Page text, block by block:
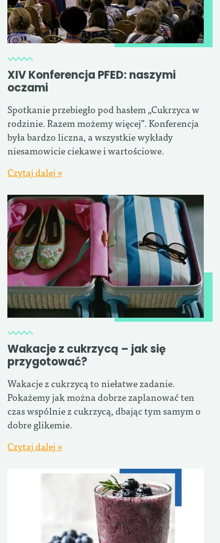
XIV Konferencja PFED: naszymi
oczami
Spotkanie przebiegło pod hasłem „Cukrzyca w
rodzinie. Razem możemy więcej”. Konferencja
była bardzo liczna, a wszystkie wykłady
niesamowicie ciekawe i wartościowe.
Czytaj dalej »
Wakacje z cukrzycą – jak się
przygotować?
Wakacje z cukrzycą to niełatwe zadanie.
Pokażemy jak można dobrze zaplanować ten
czas wspólnie z cukrzycą, dbając tym samym o
dobre glikemie.
Czytaj dalej »